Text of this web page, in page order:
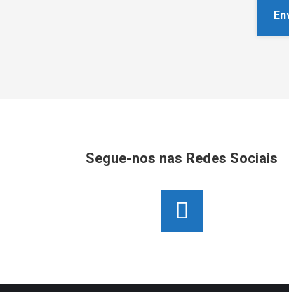
Segue-nos nas Redes Sociais
Facebook